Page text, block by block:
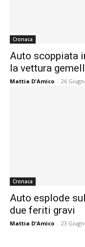
Cronaca
Auto scoppiata
la vettura
Mattia D'Amico - 26
Cronaca
Auto esplode
due feriti gravi
Mattia D'Amico - 23